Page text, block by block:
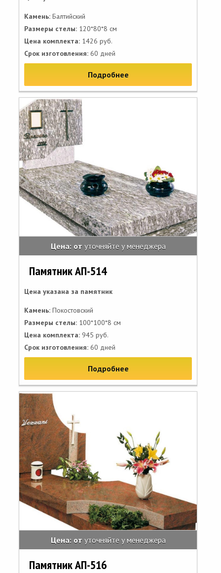
Камень: Балтийский
Размеры стелы: 120*80*8 см
Цена комплекта: 1426 руб.
Срок изготовления: 60 дней
Подробнее
Цена: от уточняйте у менеджера
Памятник АП-514
Цена указана за памятник
Камень: Покостовский
Размеры стелы: 100*100*8 см
Цена комплекта: 945 руб.
Срок изготовления: 60 дней
Подробнее
Цена: от уточняйте у менеджера
Памятник АП-516